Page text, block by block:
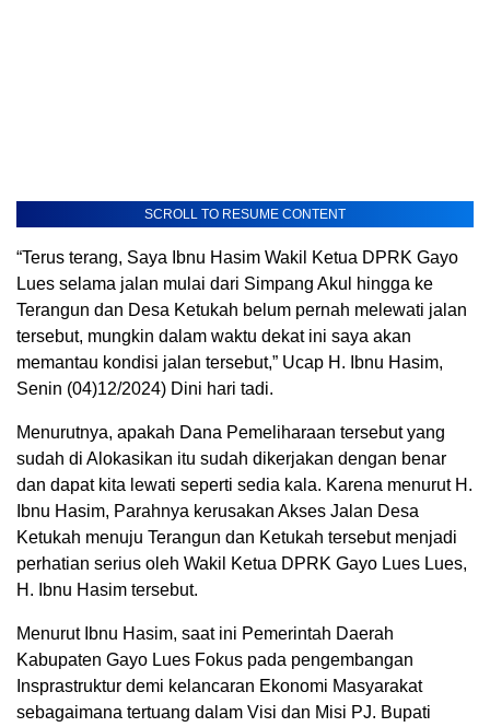
SCROLL TO RESUME CONTENT
“Terus terang, Saya Ibnu Hasim Wakil Ketua DPRK Gayo
Lues selama jalan mulai dari Simpang Akul hingga ke
Terangun dan Desa Ketukah belum pernah melewati jalan
tersebut, mungkin dalam waktu dekat ini saya akan
memantau kondisi jalan tersebut,” Ucap H. Ibnu Hasim,
Senin (04)12/2024) Dini hari tadi.
Menurutnya, apakah Dana Pemeliharaan tersebut yang
sudah di Alokasikan itu sudah dikerjakan dengan benar
dan dapat kita lewati seperti sedia kala. Karena menurut H.
Ibnu Hasim, Parahnya kerusakan Akses Jalan Desa
Ketukah menuju Terangun dan Ketukah tersebut menjadi
perhatian serius oleh Wakil Ketua DPRK Gayo Lues Lues,
H. Ibnu Hasim tersebut.
Menurut Ibnu Hasim, saat ini Pemerintah Daerah
Kabupaten Gayo Lues Fokus pada pengembangan
Insprastruktur demi kelancaran Ekonomi Masyarakat
sebagaimana tertuang dalam Visi dan Misi PJ. Bupati